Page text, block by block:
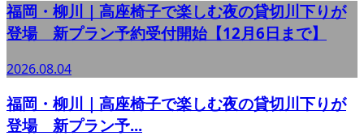
福岡・柳川｜高座椅子で楽しむ夜の貸切川下りが
登場 新プラン予約受付開始【12月6日まで】
2026.08.04
福岡・柳川｜高座椅子で楽しむ夜の貸切川下りが
登場 新プラン予...